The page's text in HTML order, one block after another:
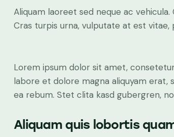
Aliquam laoreet sed neque ac
Cras turpis urna, vulputate at est
Lorem ipsum dolor sit amet,
labore et dolore magna aliquyam erat,
ea rebum. Stet clita kasd gubergren,
Aliquam quis lobortis